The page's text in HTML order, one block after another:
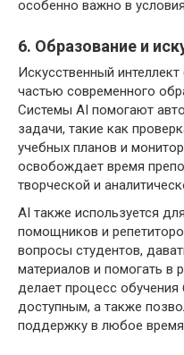
особенно важно в
6. Образование и
Искусственный
частью современного
Системы AI помогают
задачи, такие как
учебных планов и
освобождает время
творческой и
AI также используется
помощников и
вопросы студентов,
материалов и помогать в
делает процесс
доступным, а также
поддержку в любое время